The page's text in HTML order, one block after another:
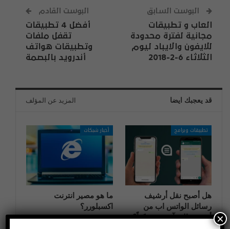
البوست السابق
العاب و تطبيقات
مجانية لفترة محدودة
للايفون والايباد ليوم
الثلاثاء 6-2-2018
البوست القادم
أفضل 4 تطبيقات
تقفل ملفات
وتطبيقات هواتف
أندرويد بالبصمة
قد يعجبك ايضا المزيد عن المؤلف
تطبيقات وبرامج
هل أصبح نقل أرشيف
رسائل الواتس اب من
أندرويد إلى آيفون ممكناً؟
أخبار شبكات
ما هو مصير انترنت
اكسبلورر؟
×